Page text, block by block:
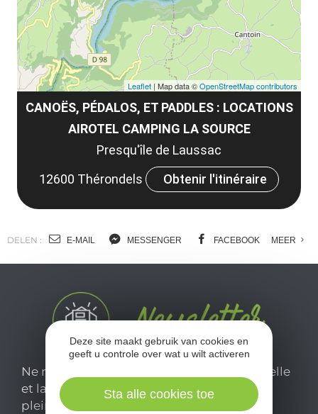
CANOËS, PÉDALOS, ET PADDLES : LOCATIONS
AIROTEL CAMPING LA SOURCE
Presqu'île de Laussac
12600 Thérondels
Obtenir l'itinéraire
Leaflet | Map data ©OpenStreetMap contributors
DELEN : E-MAIL MESSENGER FACEBOOK MEER
Ne manquez pas notre newsletter mensuelle
et laissez-vous inspirer pour profiter
pleinement de votre séjour en Aveyron.
Deze site maakt gebruik van cookies en
geeft u controle over wat u wilt activeren
Sta alle cookies toe